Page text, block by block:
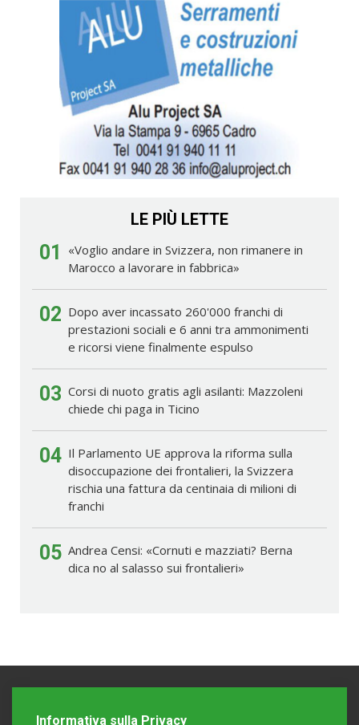
LE PIÙ LETTE
01
«Voglio andare in Svizzera, non rimanere in
Marocco a lavorare in fabbrica»
02 Dopo aver incassato 260'000 franchi di
prestazioni sociali e 6 anni tra ammonimenti
e ricorsi viene finalmente espulso
03 Corsi di nuoto gratis agli asilanti: Mazzoleni
chiede chi paga in Ticino
04 Il Parlamento UE approva la riforma sulla
disoccupazione dei frontalieri, la Svizzera
rischia una fattura da centinaia di milioni di
franchi
05 Andrea Censi: «Cornuti e mazziati? Berna
dica no al salasso sui frontalieri»
Informativa sulla Privacy